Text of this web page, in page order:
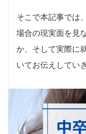
そこで本記事では
場合の現実面を見
か、そして実際に
いてお伝えしてい